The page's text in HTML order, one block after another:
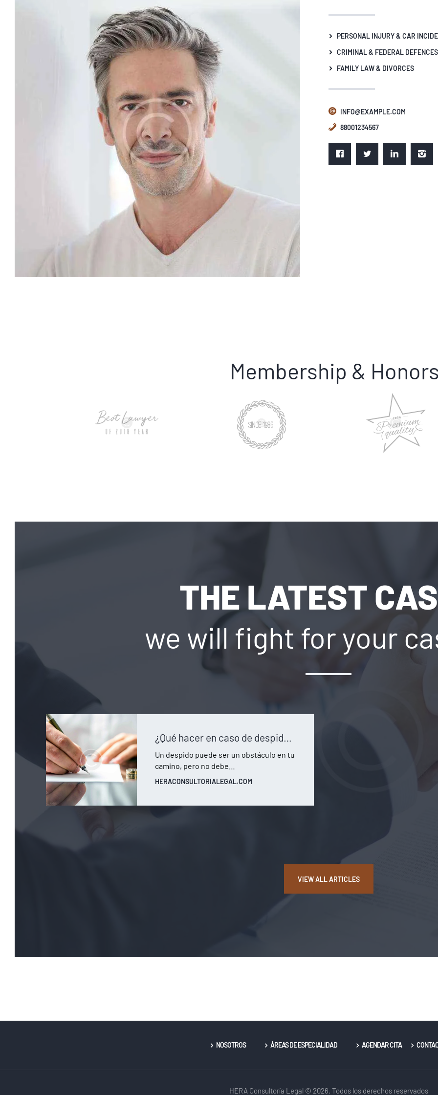
PERSONAL INJURY & CAR
CRIMINAL & FEDERAL DEFENCES
FAMILY LAW & DIVORCES
INFO@EXAMPLE.COM
88001234567
Membership &
THE LATEST
we will fight for your
¿Qué hacer en caso de despido en la Ciudad de México? Guía paso a paso
Un despido puede ser un obstáculo en tu
camino, pero no debe…
HERACONSULTORIALEGAL.COM
VIEW ALL ARTICLES
NOSOTROS ÁREAS DE ESPECIALIDAD AGENDAR CITA
HERA Consultoría Legal © 2026. Todos los derechos reservados